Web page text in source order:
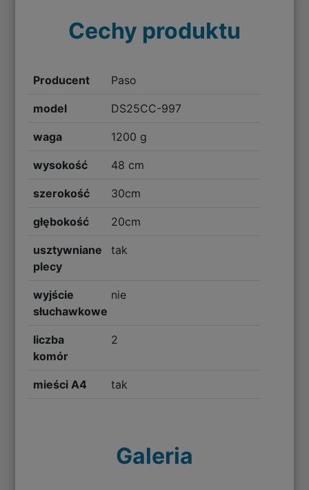
Cechy produktu
Producent Paso
model DS25CC-997
waga 1200 g
wysokość 48 cm
szerokość 30cm
głębokość 20cm
usztywniane
plecy
tak
wyjście
słuchawkowe
nie
liczba
komór
2
mieści A4 tak
Galeria